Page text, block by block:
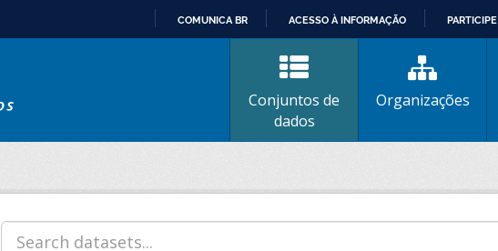
CONTEÚDO
COMUNICA BR ACESSO À INFORMAÇÃO PARTICIPE
Conjuntos de
dados
Organizações